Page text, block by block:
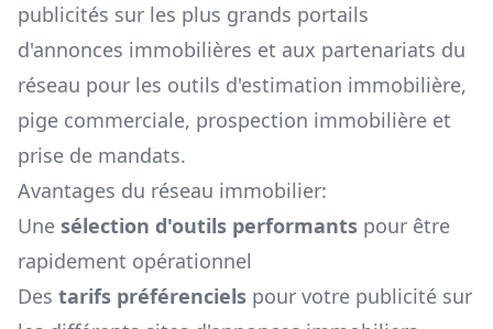
publicités sur les plus grands portails
d'annonces immobilières et aux partenariats du
réseau pour les outils d'estimation immobilière,
pige commerciale, prospection immobilière et
prise de mandats.
Avantages du réseau immobilier:
Une sélection d'outils performants pour être
rapidement opérationnel
Des tarifs préférenciels pour votre publicité sur